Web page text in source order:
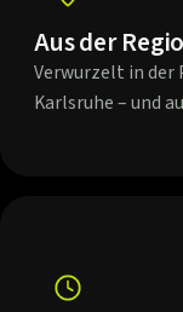
Aus der
Verwurzelt in der
Karlsruhe – und